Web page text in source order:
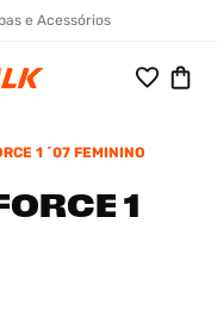
e Acessórios
1 ´07 FEMININO
1